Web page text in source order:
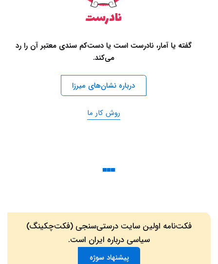
نادرست
گفته یا آمار، نادرست است یا دست‌کم سندی معتبر آن را رد
می‌کند.
درباره نشان‌های میرزا
روش کار ما
فکت‌نامه اولین سایت درستی‌سنجی (فکت‌چکینگ)
سیاسی درباره ایران است.
پیشنهاد سوژه